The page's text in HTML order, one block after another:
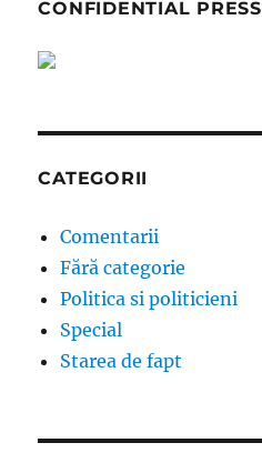
CONFIDENTIAL PRESS
CATEGORII
Comentarii
Fără categorie
Politica si politicieni
Special
Starea de fapt